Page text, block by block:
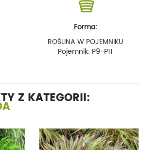
Forma:
ROŚLINA W POJEMNIKU
Pojemnik: P9-P11
Z KATEGORII: